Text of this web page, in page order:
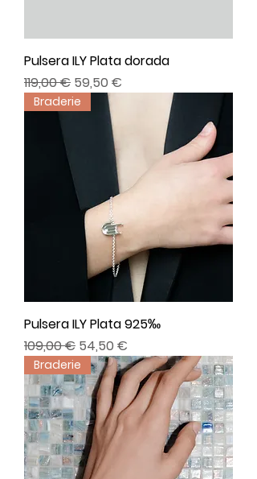
Pulsera ILY Plata dorada
Precio
119,00 € Precio de oferta
59,50 €
Braderie
Pulsera ILY Plata 925‰
Precio
109,00 € Precio de oferta
54,50 €
Braderie